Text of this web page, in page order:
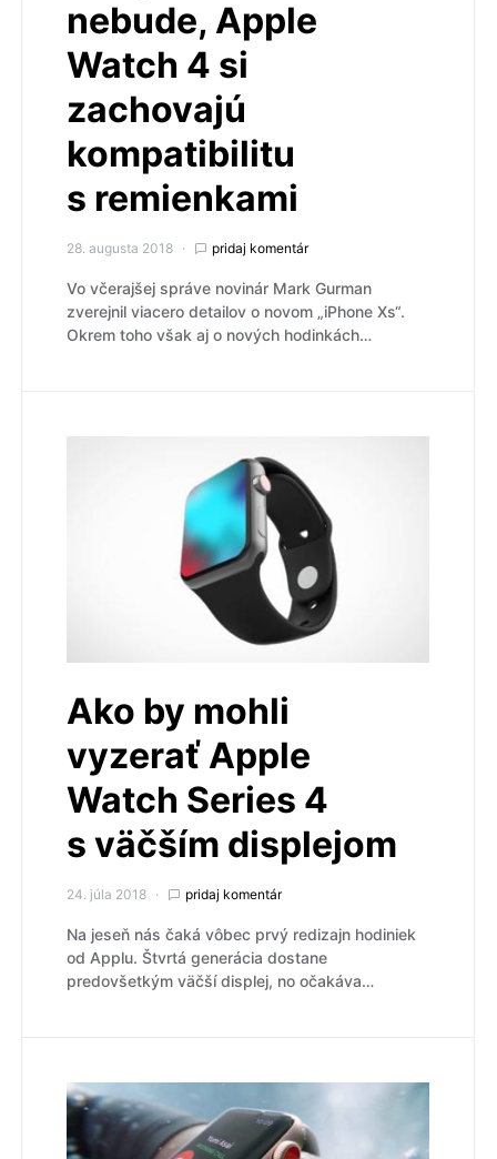
nebude, Apple
Watch 4 si
zachovajú
kompatibilitu
s remienkami
28. augusta 2018 pridaj komentár
Vo včerajšej správe novinár Mark Gurman
zverejnil viacero detailov o novom „iPhone Xs“.
Okrem toho však aj o nových hodinkách…
Ako by mohli
vyzerať Apple
Watch Series 4
s väčším displejom
24. júla 2018 pridaj komentár
Na jeseň nás čaká vôbec prvý redizajn hodiniek
od Applu. Štvrtá generácia dostane
predovšetkým väčší displej, no očakáva…